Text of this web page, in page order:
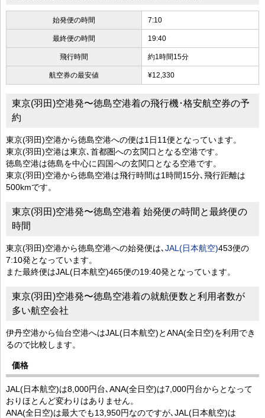
始発便の時間 7:10
最終便の時間 19:40
飛行時間 約1時間15分
航空券の最安値 ¥12,330
東京(羽田)空港発〜徳島空港着の飛行機･格安航空券の予
約
東京(羽田)空港から徳島空港への便は1日11便となっています。
東京(羽田)空港は東京､首都圏への玄関口となる空港です。
徳島空港は徳島を中心に四国への玄関口となる空港です。
東京(羽田)空港から徳島空港は飛行時間は1時間15分､飛行距離は
500kmです。
東京(羽田)空港発〜徳島空港着 始発便の時間と最終便の
時間
東京(羽田)空港から徳島空港への始発便は､ JAL(日本航空)453便の
7:10発となっています。
また最終便はJAL(日本航空)465便の19:40発となっています。
東京(羽田)空港発〜徳島空港着の就航便数と利用者数が
多い航空会社
伊丹空港から仙台空港へはJAL(日本航空)とANA(全日空)を利用でき
るので比較します。
価格
JAL(日本航空)は8,000円台､ANA(全日空)は7,000円台からとなって
おりほとんど変わりはありません。
ANA(全日空)は最大でも13,950円なのですが､JAL(日本航空)は